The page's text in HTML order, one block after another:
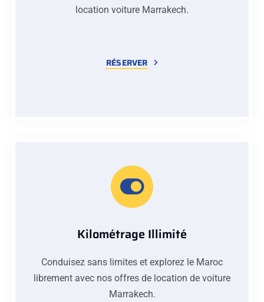
location voiture Marrakech.
RÉSERVER
Kilométrage Illimité
Conduisez sans limites et explorez le Maroc
librement avec nos offres de location de voiture
Marrakech.